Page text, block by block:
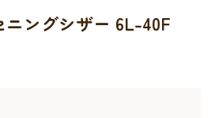
ングシザー 6L-40F